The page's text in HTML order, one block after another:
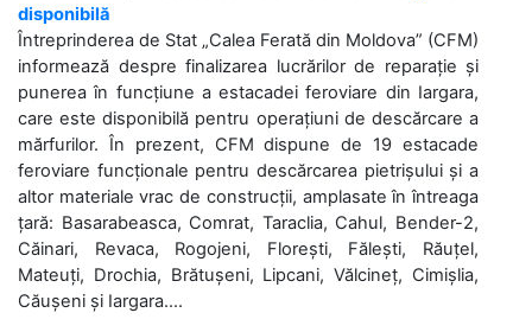
disponibilă
Întreprinderea de Stat „Calea Ferată din Moldova” (CFM)
informează despre finalizarea lucrărilor de reparație și
punerea în funcțiune a estacadei feroviare din Iargara,
care este disponibilă pentru operațiuni de descărcare a
mărfurilor. În prezent, CFM dispune de 19 estacade
feroviare funcționale pentru descărcarea pietrișului și a
altor materiale vrac de construcții, amplasate în întreaga
țară: Basarabeasca, Comrat, Taraclia, Cahul, Bender-2,
Căinari, Revaca, Rogojeni, Florești, Fălești, Răuțel,
Mateuți, Drochia, Brătușeni, Lipcani, Vălcineț, Cimișlia,
Căușeni și Iargara....